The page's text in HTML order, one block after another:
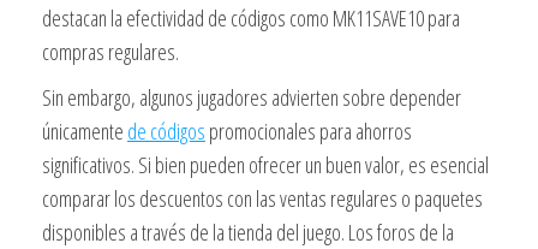
destacan la efectividad de códigos como MK11SAVE10 para
compras regulares.
Sin embargo, algunos jugadores advierten sobre depender
únicamente de códigos promocionales para ahorros
significativos. Si bien pueden ofrecer un buen valor, es esencial
comparar los descuentos con las ventas regulares o paquetes
disponibles a través de la tienda del juego. Los foros de la